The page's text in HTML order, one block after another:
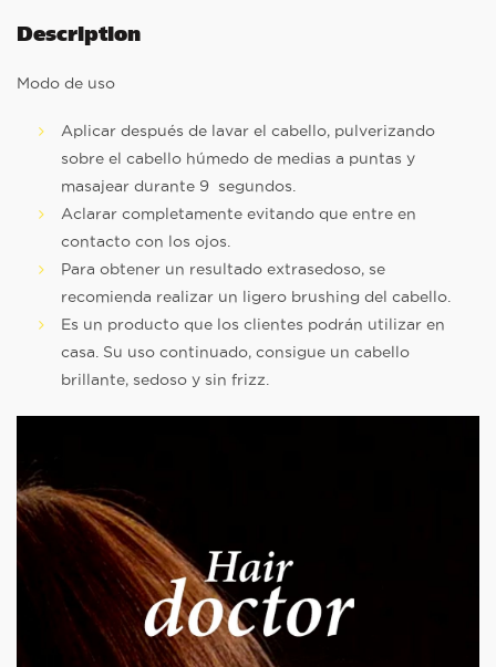
Description
Modo de uso
Aplicar después de lavar el cabello, pulverizando
sobre el cabello húmedo de medias a puntas y
masajear durante 9 segundos.
Aclarar completamente evitando que entre en
contacto con los ojos.
Para obtener un resultado extrasedoso, se
recomienda realizar un ligero brushing del cabello.
Es un producto que los clientes podrán utilizar en
casa. Su uso continuado, consigue un cabello
brillante, sedoso y sin frizz.